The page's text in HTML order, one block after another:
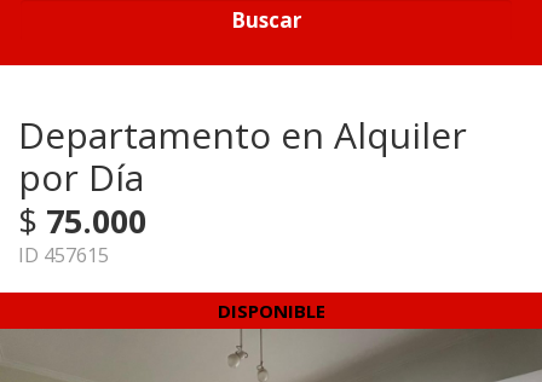
Buscar
Departamento en Alquiler
por Día
$ 75.000
ID 457615
DISPONIBLE